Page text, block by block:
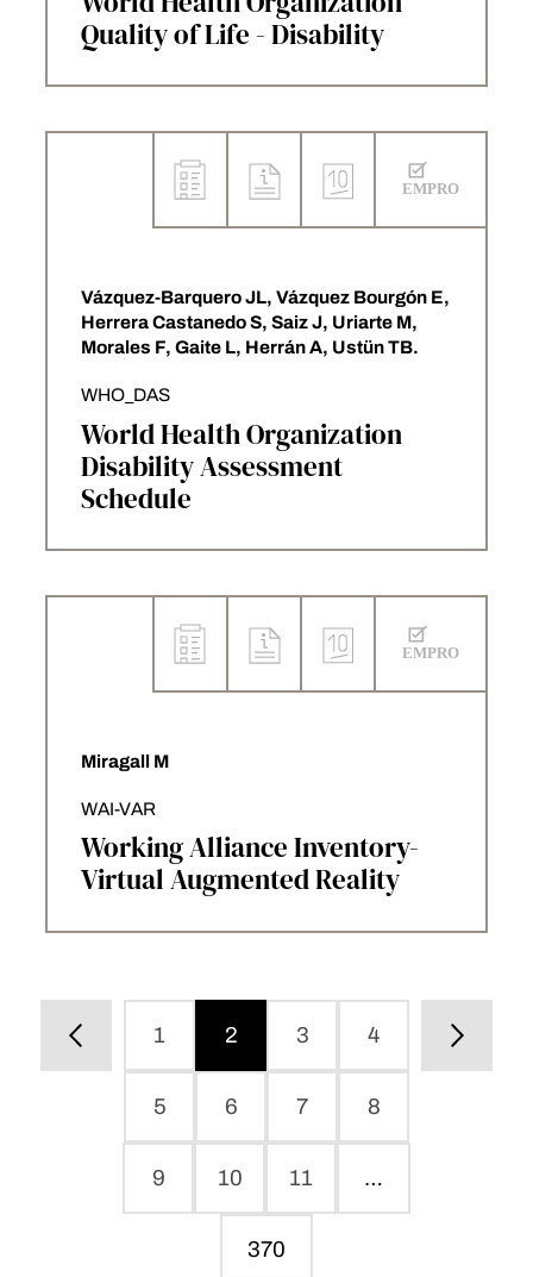
Quality of Life - Disability
Vázquez-Barquero JL, Vázquez Bourgón E,
Herrera Castanedo S, Saiz J, Uriarte M,
Morales F, Gaite L, Herrán A, Ustün TB.
WHO_DAS
World Health Organization
Disability Assessment
Schedule
Miragall M
WAI-VAR
Working Alliance Inventory-
Virtual Augmented Reality
1 2 3 4
5 6 7 8
9 10 11 …
370